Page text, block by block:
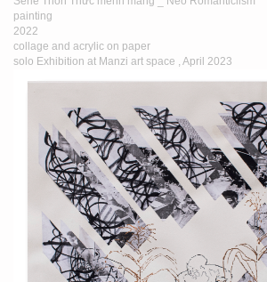
painting
2022
collage and acrylic on paper
solo Exhibition at Manzi art space , April 2023